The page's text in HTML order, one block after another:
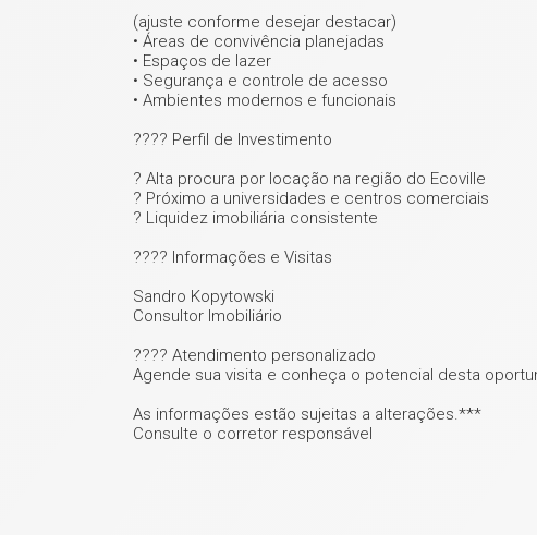
(ajuste conforme desejar destacar)
• Áreas de convivência planejadas
• Espaços de lazer
• Segurança e controle de acesso
• Ambientes modernos e funcionais
???? Perfil de Investimento
? Alta procura por locação na região do Ecoville
? Próximo a universidades e centros comerciais
? Liquidez imobiliária consistente
???? Informações e Visitas
Sandro Kopytowski
Consultor Imobiliário
???? Atendimento personalizado
Agende sua visita e conheça o potencial desta
As informações estão sujeitas a alterações.***
Consulte o corretor responsável